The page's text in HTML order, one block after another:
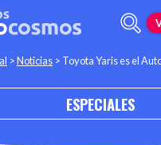
>Noticias > Toyota Yaris es el
ESPECIALES